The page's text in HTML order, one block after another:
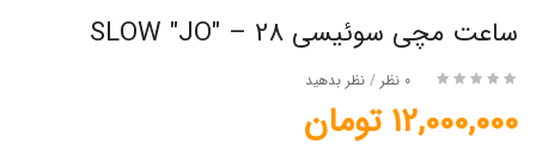
ساعت مچی سوئیسی SLOW "JO" – 28
0 نظر / نظر بدهید
12,000,000 تومان